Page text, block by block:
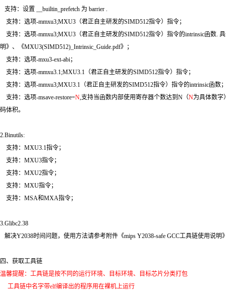
支持：设置 __builtin_prefetch 为 barrier .
支持：选项-mmxu3;MXU3（君正自主研发的SIMD512指令）指令；
支持：选项-mmxu3;MXU3（君正自主研发的SIMD512指令）指令的intrinsic函数.
明》、《MXU3(SIMD512)_Intrinsic_Guide.pdf》；
支持：选项-mxu3-ext-abi；
支持：选项-mmxu3.1;MXU3.1（君正自主研发的SIMD512指令）指令；
支持：选项-mmxu3;MXU3.1（君正自主研发的SIMD512指令）指令的intrinsic函数
支持：选项-msave-restore=N,支持当函数内部使用寄存器个数达到N（N为具体数字
码体积。
2.Binutils:
支持：MXU3.1指令；
支持：MXU3指令；
支持：MXU2指令；
支持：MXU指令；
支持：MSA和MXA指令；
3.Glibc2.38
解决Y2038时间问题，使用方法请参考附件《mips Y2038-safe GCC工具链使用说明
四、获取工具链
温馨提醒：工具链是按不同的运行环境、目标环境、目标芯片分类打包
工具链中名字带elf编译出的程序用在裸机上运行